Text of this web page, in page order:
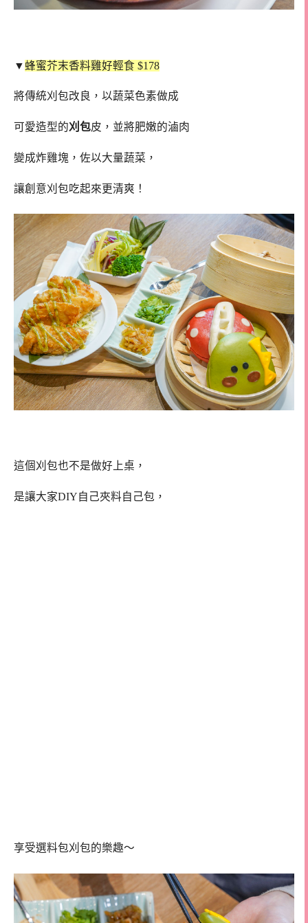
▼ 蜂蜜芥末香料雞好輕食 $178
將傳統刈包改良，以蔬菜色素做成
可愛造型的刈包皮，並將肥嫩的滷肉
變成炸雞塊，佐以大量蔬菜，
讓創意刈包吃起來更清爽！
這個刈包也不是做好上桌，
是讓大家DIY自己夾料自己包，
享受選料包刈包的樂趣～